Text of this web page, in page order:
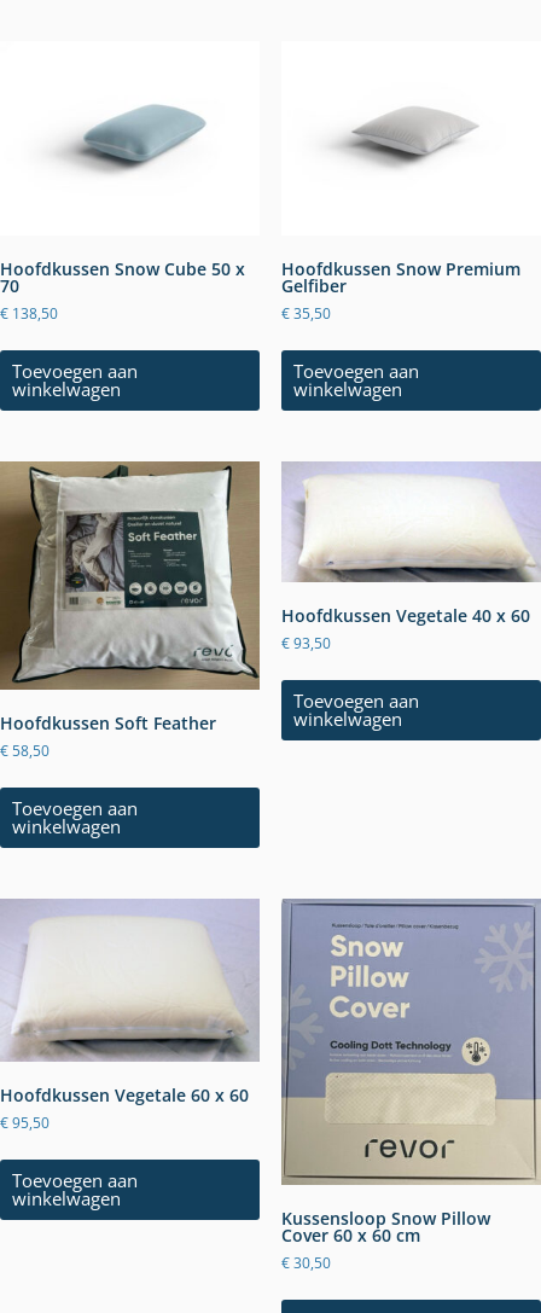
Hoofdkussen Snow Cube 50 x
70
€ 138,50
Toevoegen aan
winkelwagen
Hoofdkussen Snow Premium
Gelfiber
€35,50
Toevoegen aan
winkelwagen
Hoofdkussen Soft Feather
€58,50
Toevoegen aan
winkelwagen
Hoofdkussen Vegetale 40 x 60
€93,50
Toevoegen aan
winkelwagen
Hoofdkussen Vegetale 60 x 60
€95,50
Toevoegen aan
winkelwagen
Kussensloop Snow Pillow
Cover 60 x 60 cm
€30,50